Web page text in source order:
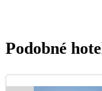
Podobné